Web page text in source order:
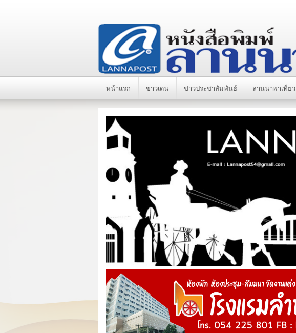
หน้าแรก ข่าวเด่น ข่าวประชาสัมพันธ์ ลานนาพาเที่ยว